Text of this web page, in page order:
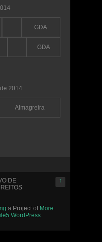
GDA
GDA
2014
Almagreira
↑
DE
a Project of More
WordPress